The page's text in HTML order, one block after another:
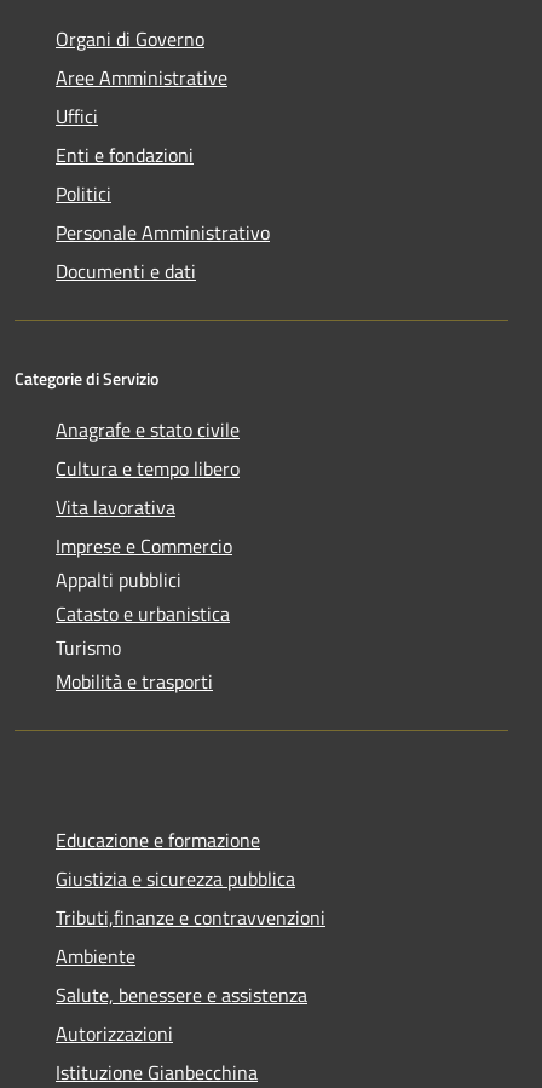
Organi di Governo
Aree Amministrative
Uffici
Enti e fondazioni
Politici
Personale Amministrativo
Documenti e dati
Categorie di Servizio
Anagrafe e stato civile
Cultura e tempo libero
Vita lavorativa
Imprese e Commercio
Appalti pubblici
Catasto e urbanistica
Turismo
Mobilità e trasporti
Educazione e formazione
Giustizia e sicurezza pubblica
Tributi,finanze e contravvenzioni
Ambiente
Salute, benessere e assistenza
Autorizzazioni
Istituzione Gianbecchina